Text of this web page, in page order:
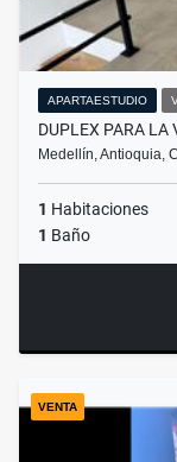
APARTAESTUDIO
DUPLEX PARA LA
Medellín, Antioquia,
1 Habitaciones
1 Baño
VENTA